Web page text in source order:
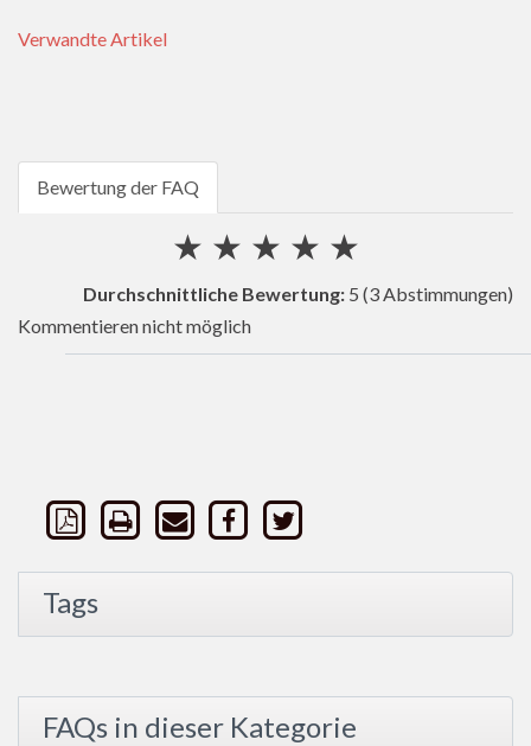
Verwandte Artikel
Bewertung der FAQ
★
★
★
★
★
Durchschnittliche Bewertung: 5 (3 Abstimmungen)
Kommentieren nicht möglich
Tags
FAQs in dieser Kategorie